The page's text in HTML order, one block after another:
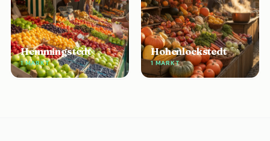
Hemmingstedt
1 MARKT
Hohenlockstedt
1 MARKT